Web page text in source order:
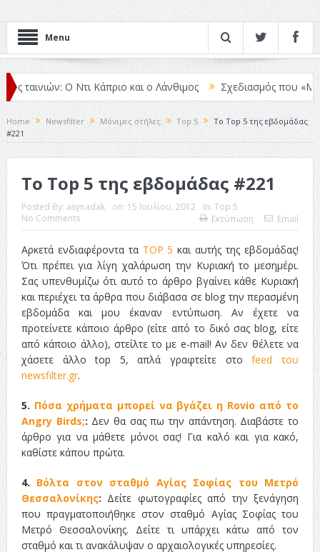
Menu
Ο Ντι Κάπριο και ο Λάνθιμος Σχεδιασμός που «Μιλάει»
Home Newsfilter Μόνιμες στήλες Top 5
Το Top 5 της εβδομάδας
#221
Το Top 5 της εβδομάδας #221
Posted By: asynadak on: 15 Ιουλίου, 2012 In: Top 5
No Comments
Εκτύπωση Email
Αρκετά ενδιαφέροντα τα TOP 5 και αυτής της εβδομάδας!
Ότι πρέπει για λίγη χαλάρωση την Κυριακή το μεσημέρι.
Σας υπενθυμίζω ότι αυτό το άρθρο βγαίνει κάθε Κυριακή
και περιέχει τα άρθρα που διάβασα σε blog την περασμένη
εβδομάδα και μου έκαναν εντύπωση. Αν έχετε να
προτείνετε κάποιο άρθρο (είτε από το δικό σας blog, είτε
από κάποιο άλλο), στείλτε το με e-mail! Αν δεν θέλετε να
χάσετε άλλο top 5, απλά γραφτείτε στοfeed του
newsfilter.gr.
5. Πόσα χρήματα μπορεί να βγάζει η Rovio από το
Angry Birds;: Δεν θα σας πω την απάντηση. Διαβάστε το
άρθρο για να μάθετε μόνοι σας! Για καλό και για κακό,
καθίστε κάπου πρώτα.
4. Βόλτα στον σταθμό Αγίας Σοφίας του Μετρό
Θεσσαλονίκης: Δείτε φωτογραφίες από την ξενάγηση
που πραγματοποιήθηκε στον σταθμό Αγίας Σοφίας του
Μετρό Θεσσαλονίκης. Δείτε τι υπάρχει κάτω από τον
σταθμό και τι ανακάλυψαν ο αρχαιολογικές υπηρεσίες.